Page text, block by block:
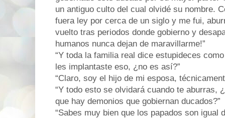
un antiguo culto del cual olvidé su nombre.
fuera ley por cerca de un siglo y me fui,
vuelto tras periodos donde gobierno y
humanos nunca dejan de maravillarme!”
“Y toda la familia real dice estupideces
les implantaste eso, ¿no es así?”
“Claro, soy el hijo de mi esposa,
“Y todo esto se olvidará cuando te aburras,
que hay demonios que gobiernan ducados?”
“Sabes muy bien que los papados son igual